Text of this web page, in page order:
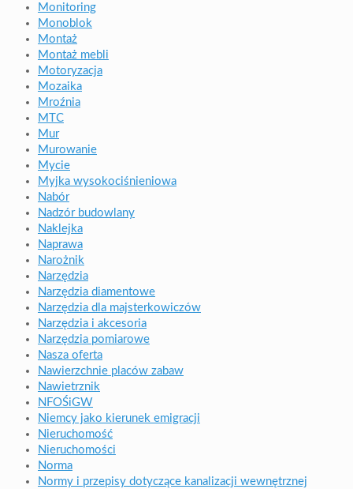
Monitoring
Monoblok
Montaż
Montaż mebli
Motoryzacja
Mozaika
Mroźnia
MTC
Mur
Murowanie
Mycie
Myjka wysokociśnieniowa
Nabór
Nadzór budowlany
Naklejka
Naprawa
Narożnik
Narzędzia
Narzędzia diamentowe
Narzędzia dla majsterkowiczów
Narzędzia i akcesoria
Narzędzia pomiarowe
Nasza oferta
Nawierzchnie placów zabaw
Nawietrznik
NFOŚiGW
Niemcy jako kierunek emigracji
Nieruchomość
Nieruchomości
Norma
Normy i przepisy dotyczące kanalizacji wewnętrznej